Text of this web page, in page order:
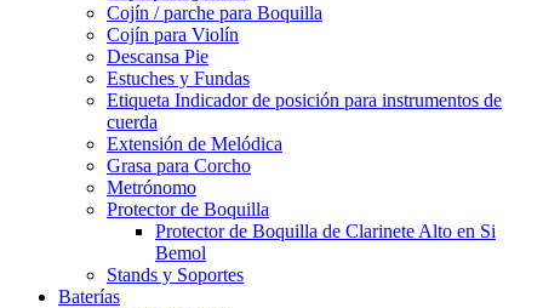
Cojín / parche para Boquilla
Cojín para Violín
Descansa Pie
Estuches y Fundas
Etiqueta Indicador de posición para instrumentos de
cuerda
Extensión de Melódica
Grasa para Corcho
Metrónomo
Protector de Boquilla
Protector de Boquilla de Clarinete Alto en Si
Bemol
Stands y Soportes
Baterías